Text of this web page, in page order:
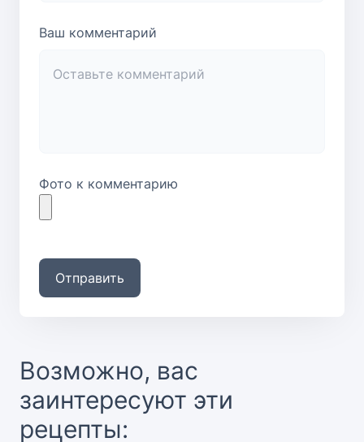
Ваш комментарий
Фото к комментарию
Отправить
Возможно, вас
заинтересуют эти
рецепты: